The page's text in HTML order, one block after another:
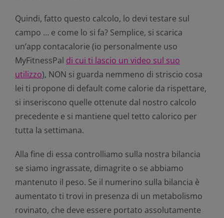
Quindi, fatto questo calcolo, lo devi testare sul
campo … e come lo si fa? Semplice, si scarica
un’app contacalorie (io personalmente uso
MyFitnessPal di cui ti lascio un video sul suo
utilizzo), NON si guarda nemmeno di striscio cosa
lei ti propone di default come calorie da rispettare,
si inseriscono quelle ottenute dal nostro calcolo
precedente e si mantiene quel tetto calorico per
tutta la settimana.
Alla fine di essa controlliamo sulla nostra bilancia
se siamo ingrassate, dimagrite o se abbiamo
mantenuto il peso. Se il numerino sulla bilancia è
aumentato ti trovi in presenza di un metabolismo
rovinato, che deve essere portato assolutamente